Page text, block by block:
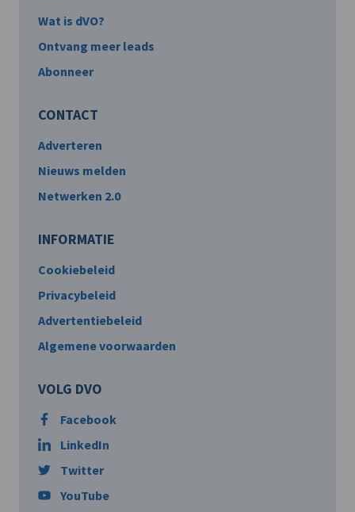
Wat is dVO?
Ontvang meer leads
Abonneer
CONTACT
Adverteren
Nieuws melden
Netwerken 2.0
INFORMATIE
Cookiebeleid
Privacybeleid
Advertentiebeleid
Algemene voorwaarden
VOLG DVO
Facebook
LinkedIn
Twitter
YouTube